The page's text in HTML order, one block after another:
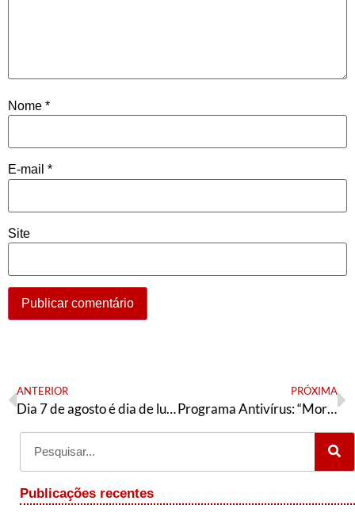
Nome *
E-mail *
Site
ANTERIOR
Dia 7 de agosto é dia de luto e de luta. É dia pelo #ForaBolsonaro!
PRÓXIMA
Programa Antivírus: “Moro abaixo, Bozo fora, Lula dentro”
Publicações recentes